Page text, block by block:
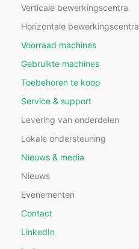
Verticale bewerkingscentra
Horizontale bewerkingscentra
Voorraad machines
Gebruikte machines
Toebehoren te koop
Service & support
Levering van onderdelen
Lokale ondersteuning
Nieuws & media
Nieuws
Evenementen
Contact
LinkedIn